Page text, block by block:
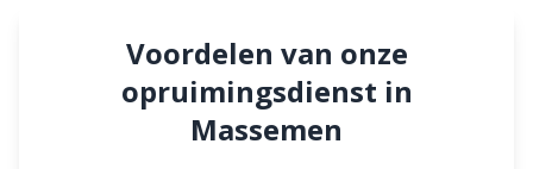
Voordelen van onze
opruimingsdienst in
Massemen